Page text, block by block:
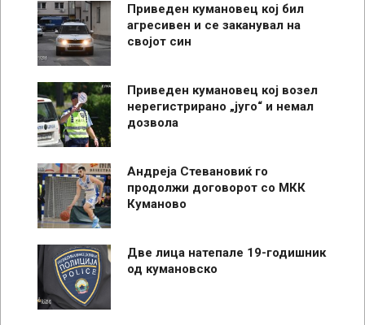
Приведен кумановец кој бил
агресивен и се заканувал на
својот син
Приведен кумановец кој возел
нерегистрирано „југо“ и немал
дозвола
Андреја Стевановиќ го
продолжи договорот со МКК
Куманово
Две лица натепале 19-годишник
од кумановско